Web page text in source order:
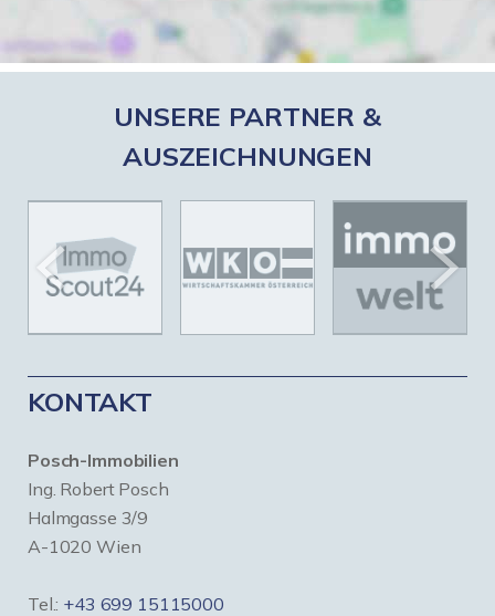
UNSERE PARTNER &
AUSZEICHNUNGEN
KONTAKT
Posch-Immobilien
Ing. Robert Posch
Halmgasse 3/9
A-1020 Wien
Tel.: +43 699 15115000